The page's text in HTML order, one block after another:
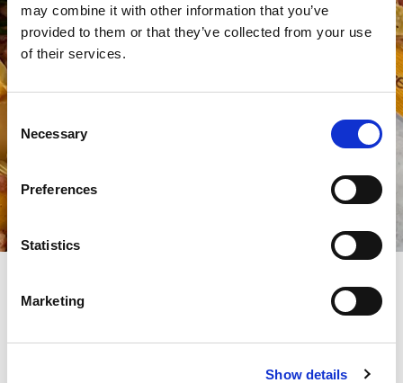
may combine it with other information that you’ve
provided to them or that they’ve collected from your use
of their services.
Selection
Necessary
Preferences
Statistics
Marketing
Show details
Torta salata con crema di
piselli, ricotta e petali di bacon